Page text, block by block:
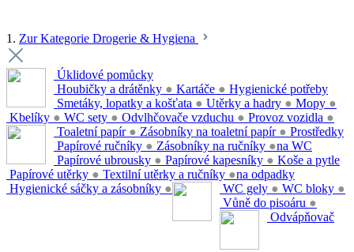
1. Zur Kategorie Drogerie & Hygiena
Úklidové pomůcky
Houbičky a drátěnky ● Kartáče ●
Smetáky, lopatky a košťata ● Utěrky a hadry ● Mopy ●
Kbelíky ● WC sety ● Odvlhčovače vzduchu ● Provoz vozidla ●
Hygienické potřeby
Toaletní papír ● Zásobníky na toaletní papír ●
Papírové ručníky ● Zásobníky na ručníky ●
Papírové ubrousky ● Papírové kapesníky ●
Papírové utěrky ● Textilní utěrky a ručníky ●
Hygienické sáčky a zásobníky ●
Prostředky
na WC
WC gely ● WC bloky ●
Vůně do pisoáru ●
Koše a pytle
na odpadky
Odvápňovač